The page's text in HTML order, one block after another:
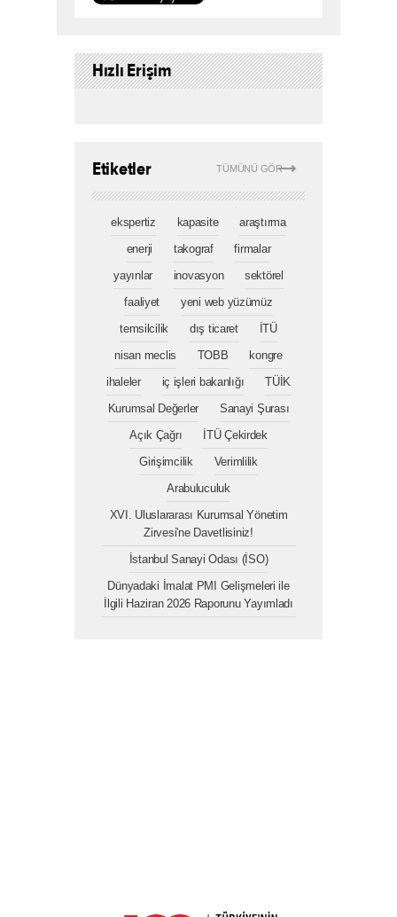
Hızlı Erişim
TÜMÜNÜ GÖR
Etiketler
ekspertiz kapasite
araştırma
enerji
takograf
firmalar
yayınlar
inovasyon
sektörel
faaliyet
yeni web yüzümüz
temsilcilik
dış ticaret
İTÜ
nisan meclis
TOBB
kongre
ihaleler
iç işleri bakanlığı
TÜİK
Kurumsal Değerler
Sanayi Şurası
Açık Çağrı
İTÜ Çekirdek
Girişimcilik
Verimlilik
Arabuluculuk
XVI. Uluslararası Kurumsal Yönetim
Zirvesi'ne Davetlisiniz!
İstanbul Sanayi Odası (İSO)
Dünyadaki İmalat PMI Gelişmeleri ile
İlgili Haziran 2026 Raporunu Yayımladı